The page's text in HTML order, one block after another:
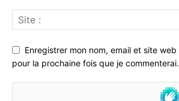
Enregistrer mon nom, email et site
pour la prochaine fois que je commenterai.